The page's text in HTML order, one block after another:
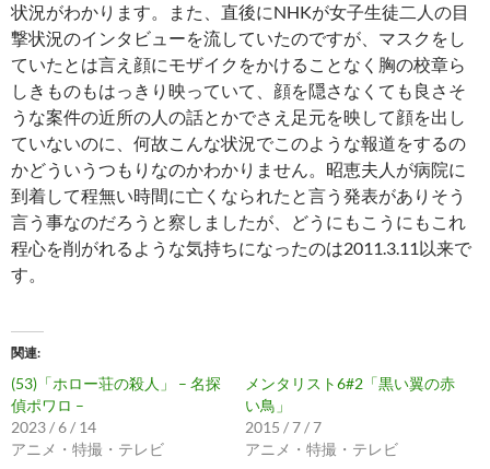
状況がわかります。また、直後にNHKが女子生徒二人の目
撃状況のインタビューを流していたのですが、マスクをし
ていたとは言え顔にモザイクをかけることなく胸の校章ら
しきものもはっきり映っていて、顔を隠さなくても良さそ
うな案件の近所の人の話とかでさえ足元を映して顔を出し
ていないのに、何故こんな状況でこのような報道をするの
かどういうつもりなのかわかりません。昭恵夫人が病院に
到着して程無い時間に亡くなられたと言う発表がありそう
言う事なのだろうと察しましたが、どうにもこうにもこれ
程心を削がれるような気持ちになったのは2011.3.11以来で
す。
関連
(53)「ホロー荘の殺人」 – 名探
偵ポワロ –
2023 / 6 / 14
アニメ・特撮・テレビ
メンタリスト6#2「黒い翼の赤
い鳥」
2015 / 7 / 7
アニメ・特撮・テレビ